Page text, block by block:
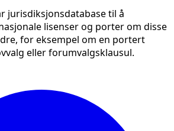
jurisdiksjonsdatabase til å
lisenser og porter om disse
for eksempel om en portert
eller forumvalgsklausul.